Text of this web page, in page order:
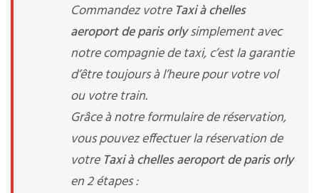
Commandez votre Taxi à chelles
aeroport de paris orlysimplement avec
notre compagnie de taxi, c’est la garantie
d’être toujours à l’heure pour votre vol
ou votre train.
Grâce à notre formulaire de réservation,
vous pouvez effectuer la réservation de
votre Taxi à chelles aeroport de paris orly
en 2 étapes :